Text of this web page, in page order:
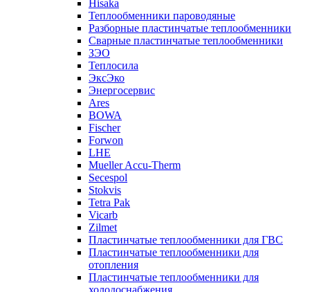
Hisaka
Теплообменники пароводяные
Разборные пластинчатые теплообменники
Сварные пластинчатые теплообменники
ЗЭО
Теплосила
ЭксЭко
Энергосервис
Ares
BOWA
Fischer
Forwon
LHE
Mueller Accu-Therm
Secespol
Stokvis
Tetra Pak
Vicarb
Zilmet
Пластинчатые теплообменники для ГВС
Пластинчатые теплообменники для
отопления
Пластинчатые теплообменники для
холодоснабжения